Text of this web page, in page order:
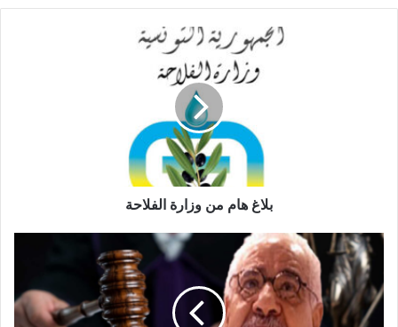
بلاغ هام من وزارة الفلاحة